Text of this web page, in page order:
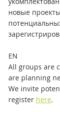
новые
EN
All groups are
are planning
We invite
register here.